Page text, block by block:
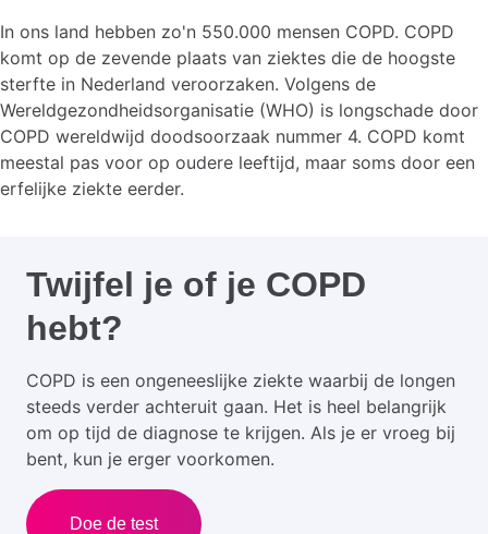
In ons land hebben zo'n 550.000 mensen COPD. COPD
komt op de zevende plaats van ziektes die de hoogste
sterfte in Nederland veroorzaken. Volgens de
Wereldgezondheidsorganisatie (WHO) is longschade door
COPD wereldwijd doodsoorzaak nummer 4. COPD komt
meestal pas voor op oudere leeftijd, maar soms door een
erfelijke ziekte eerder.
Twijfel je of je COPD
hebt?
COPD is een ongeneeslijke ziekte waarbij de longen
steeds verder achteruit gaan. Het is heel belangrijk
om op tijd de diagnose te krijgen. Als je er vroeg bij
bent, kun je erger voorkomen.
Doe de test